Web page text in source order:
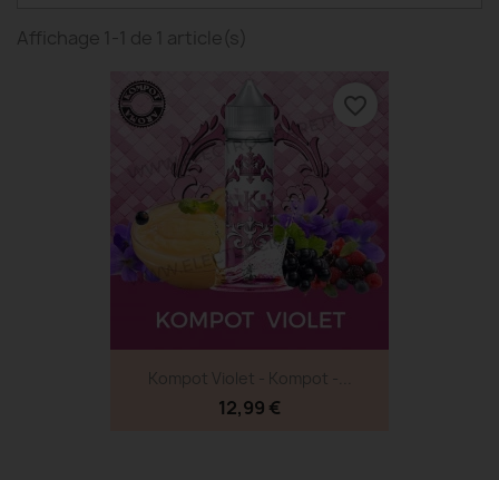
Affichage 1-1 de 1 article(s)
Kompot Violet - Kompot -...
12,99 €
favorite_border